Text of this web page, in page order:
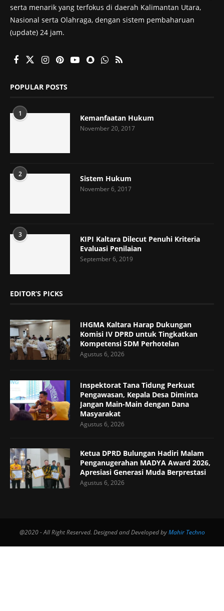
serta menarik yang terfokus di daerah Kalimantan Utara,
Nasional serta Olahraga, dengan sistem pembaharuan
(update) 24 jam.
POPULAR POSTS
1 Kemanfaatan Hukum
November 20, 2017
2 Sistem Hukum
November 6, 2017
3
KIPI Kaltara Dilecut Penuhi Kriteria
Evaluasi Penilaian
September 6, 2019
EDITOR’S PICKS
IHGMA Kaltara Harap Dukungan
Komisi IV DPRD untuk Tingkatkan
Kompetensi SDM Perhotelan
Agustus 6, 2026
Inspektorat Tana Tidung Perkuat
Pengawasan, Kepala Desa Diminta
Jangan Main-Main dengan Dana
Masyarakat
Agustus 6, 2026
Ketua DPRD Bulungan Hadiri Malam
Penganugerahan MADYA Award 2026,
Apresiasi Generasi Muda Berprestasi
Agustus 6, 2026
@2020 - All Right Reserved. Designed and Developed byMahir Techno